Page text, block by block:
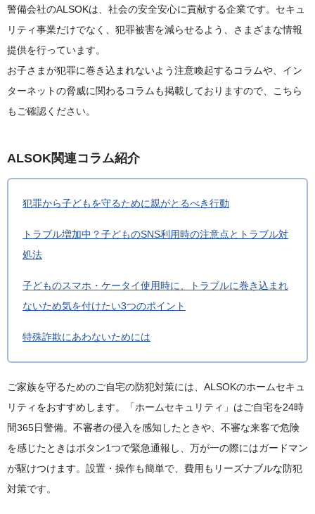
警備会社のALSOKは、社会の安全安心に貢献する企業です。セキュ
リティ事業だけでなく、犯罪被害を減らせるよう、さまざまな情報
提供を行っています。
お子さまが犯罪に巻き込まれないよう注意喚起するコラムや、イン
ターネットの脅威に関わるコラムも掲載しておりますので、こちら
もご確認ください。
ALSOK関連コラム紹介
犯罪から子どもを守るために親がとるべき行動
トラブル増加中？子どものSNS利用時の注意点とトラブル対
処法
子どものスマホ・ケータイ使用時に、トラブルに巻き込まれ
ないため気を付けたい3つのポイント
特殊詐欺にあわないためには
ご家族を守るためのご自宅の防犯対策には、ALSOKのホームセキュ
リティをおすすめします。「ホームセキュリティ」はご自宅を24時
間365日警備。不審者の侵入を感知したときや、不審な来客で危険
を感じたときはボタン1つで緊急通報し、万が一の際にはガードマン
が駆けつけます。設置・操作も簡単で、費用もリーズナブルな防犯
対策です。